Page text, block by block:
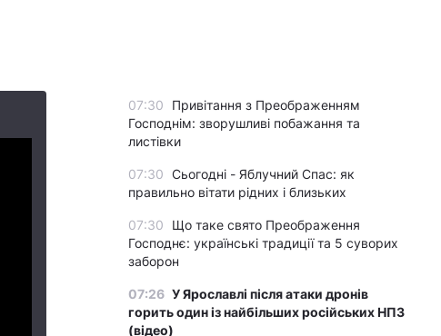
07:30
Привітання з Преображенням
Господнім: зворушливі побажання та
листівки
07:30 Сьогодні - Яблучний Спас: як
правильно вітати рідних і близьких
07:30
Що таке свято Преображення
Господнє: українські традиції та 5 суворих
заборон
07:26 У Ярославлі після атаки дронів
горить один із найбільших російських НПЗ
(відео)